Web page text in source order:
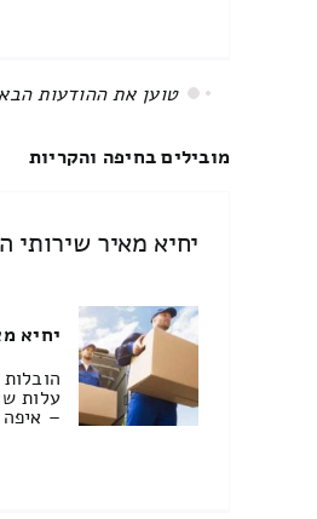
All items displayed.
מובילים בחיפה והקריות
יחיא מאיר שירותי
יחיא
הובלות
עלות
–